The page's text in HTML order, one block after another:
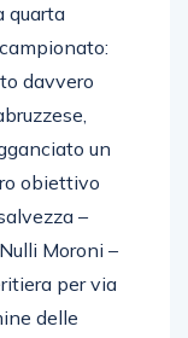
quarta
davvero
un
obiettivo
–
Moroni –
per via
delle